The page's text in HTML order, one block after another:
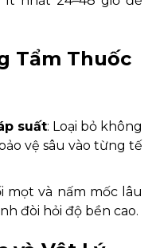
Tẩm Thuốc
suất: Loại bỏ không
vệ sâu vào từng tế
mọt và nấm mốc lâu
đòi hỏi độ bền cao.